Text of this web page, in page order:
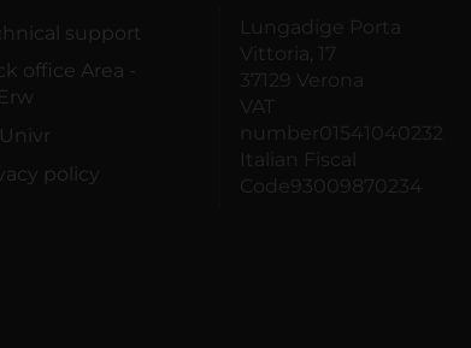
support
office Area -
policy
Lungadige Porta
Vittoria, 17
37129 Verona
VAT
number01541040232
Italian Fiscal
Code93009870234